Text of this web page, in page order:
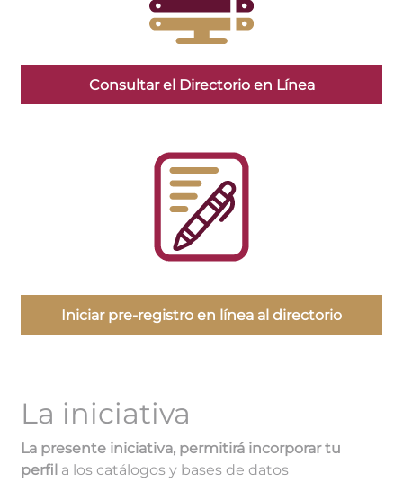
Consultar el Directorio en Línea
Iniciar pre-registro en línea al directorio
La iniciativa
La presente iniciativa, permitirá incorporar tu
perfil a los catálogos y bases de datos